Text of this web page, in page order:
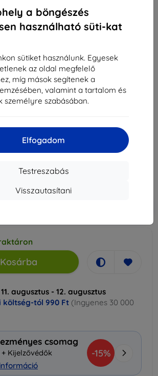
a böngészés
használható süti-kat
sütiket használunk. Egyesek
az oldal megfelelő
míg mások segítenek a
valamint a tartalom és
személyre szabásában.
Elfogadom
Testreszabás
Visszautasítani
Armor tok fekete - Galaxy S21
Galaxy S21 Ultra
tok karbon mintával, MIL‑STD minősítés,
védelem ütés és karc ellen, teljes
Leírás és specifikáció
Kosárba
augusztus - 12. augusztus
költség-tól 990 Ft (Ingyenes 30 000
csomag
Kijelzővédők
-15%